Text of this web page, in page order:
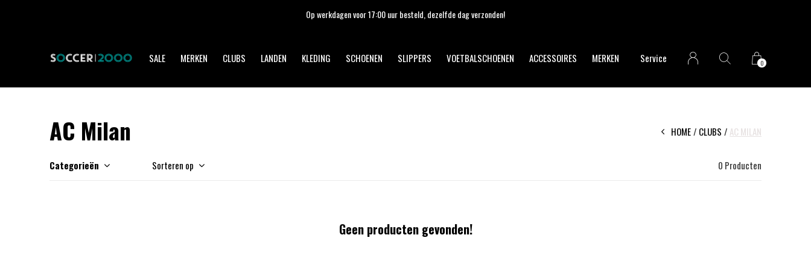
SALE MERKEN CLUBS LANDEN KLEDING SCHOENEN SLIPPERS VOETBALSCHOENEN ACCESSOIRES MERKEN Service 0
Op werkdagen voor 17:00 uur besteld, dezelfde dag verzonden!
AC Milan HOME CLUBS AC MILAN
Categorieën Sorteren op 0 Producten
Geen producten gevonden!